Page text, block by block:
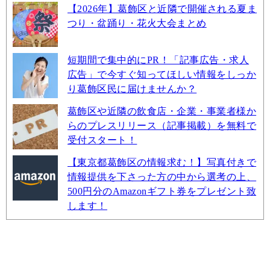
【2026年】葛飾区と近隣で開催される夏ま
つり・盆踊り・花火大会まとめ
短期間で集中的にPR！「記事広告・求人
広告」で今すぐ知ってほしい情報をしっか
り葛飾区民に届けませんか？
葛飾区や近隣の飲食店・企業・事業者様か
らのプレスリリース（記事掲載）を無料で
受付スタート！
【東京都葛飾区の情報求む！】写真付きで
情報提供を下さった方の中から選考の上、
500円分のAmazonギフト券をプレゼント致
します！